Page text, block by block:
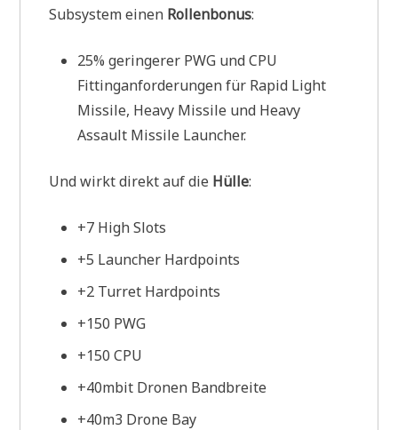
Subsystem einen Rollenbonus:
25% geringerer PWG und CPU
Fittinganforderungen für Rapid Light
Missile, Heavy Missile und Heavy
Assault Missile Launcher.
Und wirkt direkt auf die Hülle:
+7 High Slots
+5 Launcher Hardpoints
+2 Turret Hardpoints
+150 PWG
+150 CPU
+40mbit Dronen Bandbreite
+40m3 Drone Bay